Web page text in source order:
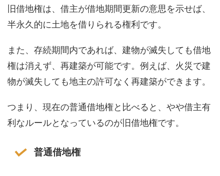
旧借地権は、借主が借地期間更新の意思を示せば、
半永久的に土地を借りられる権利です。
また、存続期間内であれば、建物が滅失しても借地
権は消えず、再建築が可能です。例えば、火災で建
物が滅失しても地主の許可なく再建築ができます。
つまり、現在の普通借地権と比べると、やや借主有
利なルールとなっているのが旧借地権です。
普通借地権